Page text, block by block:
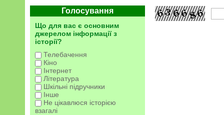
Голосування
Що для вас є основним
джерелом інформації з
історії?
Телебачення
Кіно
Інтернет
Література
Шкільні підручники
Інше
Не цікавлюся історією
взагалі